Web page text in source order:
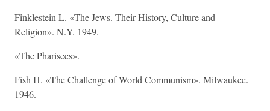
Finklestein L. «The Jews. Their History, Culture and
Religion». N.Y. 1949.
«The Pharisees».
Fish H. «The Challenge of World Communism». Milwaukee.
1946.